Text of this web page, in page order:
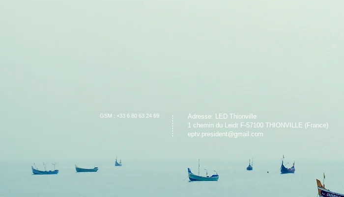
GSM : +33 6 80 63 24 69
Adresse: LED Thionville
1 chemin du Leidt F-57100 THIONVILLE (France)
eptv.president@gmail.com